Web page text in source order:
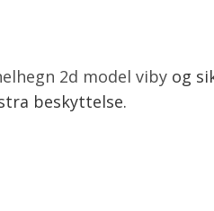
2d model viby og
beskyttelse.